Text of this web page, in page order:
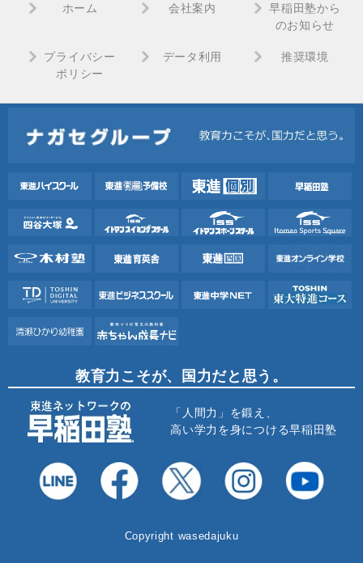
ホーム 会社案内
早稲田塾から
のお知らせ
プライバシー
ポリシー
データ利用 推奨環境
教育力こそが、国力だと思う。
「人間力」を鍛え、
高い学力を身につける早稲田塾
Copyright wasedajuku